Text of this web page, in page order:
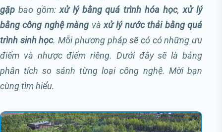
gặp bao gồm: xử lý bằng quá trình hóa học,xử lý
bằng công nghệ màng vàxử lý nước thải bằng quá
trình sinh học. Mỗi phương pháp sẽ có có những ưu
điểm và nhược điểm riêng. Dưới đây sẽ là bảng
phân tích so sánh từng loại công nghệ. Mời bạn
cùng tìm hiểu.